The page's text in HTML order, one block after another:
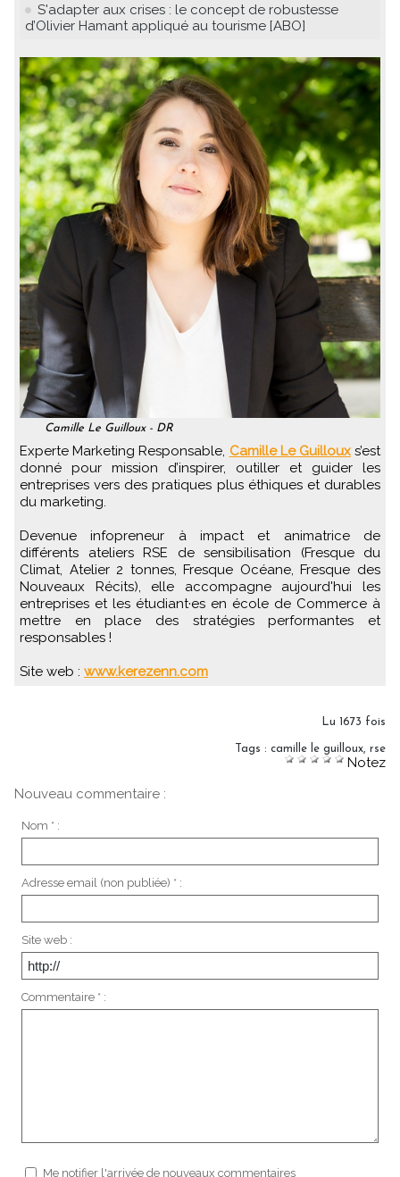
S'adapter aux crises : le concept de robustesse
d’Olivier Hamant appliqué au tourisme [ABO]
Camille Le Guilloux - DR
Experte Marketing Responsable, Camille Le Guillouxs’est
donné pour mission d’inspirer, outiller et guider les
entreprises vers des pratiques plus éthiques et durables
du marketing.
Devenue infopreneur à impact et animatrice de
différents ateliers RSE de sensibilisation (Fresque du
Climat, Atelier 2 tonnes, Fresque Océane, Fresque des
Nouveaux Récits), elle accompagne aujourd'hui les
entreprises et les étudiant·es en école de Commerce à
mettre en place des stratégies performantes et
responsables !
Site web : www.kerezenn.com
Lu 1673 fois
Tags : camille le guilloux, rse
Notez
Nouveau commentaire :
Nom * :
Adresse email (non publiée) * :
Site web :
Commentaire * :
Me notifier l'arrivée de nouveaux commentaires